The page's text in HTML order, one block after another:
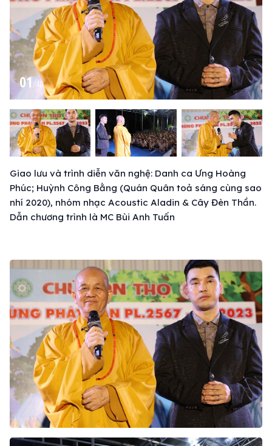
01/40
Giao lưu và trình diễn văn nghệ: Danh ca Ưng Hoàng
Phúc; Huỳnh Công Bằng (Quán Quân toả sáng cùng sao
nhí 2020), nhóm nhạc Acoustic Aladin & Cây Đèn Thần.
Dẫn chương trình là MC Bùi Anh Tuấn